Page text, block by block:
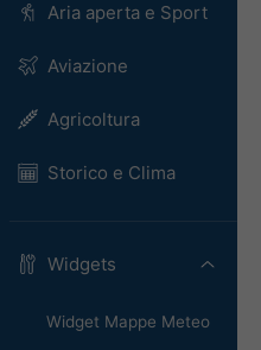
Aria aperta e Sport
Aviazione
Agricoltura
Storico e Clima
Widgets
Widget Mappe Meteo